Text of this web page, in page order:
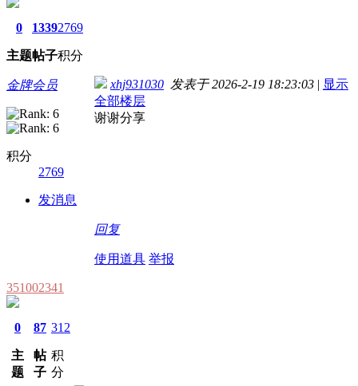
0
主题
1339
帖子
2769
积分
金牌会员
积分
2769
发消息
xhj931030 发表于 2026-2-19 18:23:03 | 显示
全部楼层
谢谢分享
回复
使用道具 举报
351002341
0
主
题
87
帖
子
312
积
分